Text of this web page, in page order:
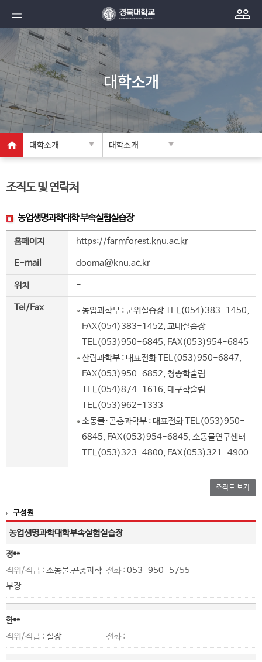
대학소개
대학소개 대학소개
조직도 및 연락처
농업생명과학대학 부속실험실습장
홈페이지 https://farmforest.knu.ac.kr
E-mail dooma@knu.ac.kr
위치 -
Tel/Fax
농업과학부 : 군위실습장 TEL(054)383-1450,
FAX(054)383-1452, 교내실습장
TEL(053)950-6845, FAX(053)954-6845
산림과학부 : 대표전화 TEL(053)950-6847,
FAX(053)950-6852, 청송학술림
TEL(054)874-1616, 대구학술림
TEL(053)962-1333
소동물·곤충과학부 : 대표전화 TEL(053)950-
6845, FAX(053)954-6845, 소동물연구센터
TEL(053)323-4800, FAX(053)321-4900
조직도 보기
구성원
농업생명과학대학부속실험실습장
정**
직위/직급 :소동물.곤충과학
부장
전화 :053-950-5755
한**
직위/직급 :실장 전화 :